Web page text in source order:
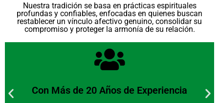
Nuestra tradición se basa en prácticas espirituales
profundas y confiables, enfocadas en quienes buscan
restablecer un vínculo afectivo genuino, consolidar su
compromiso y proteger la armonía de su relación.
Con Más de 20 Años de Experiencia